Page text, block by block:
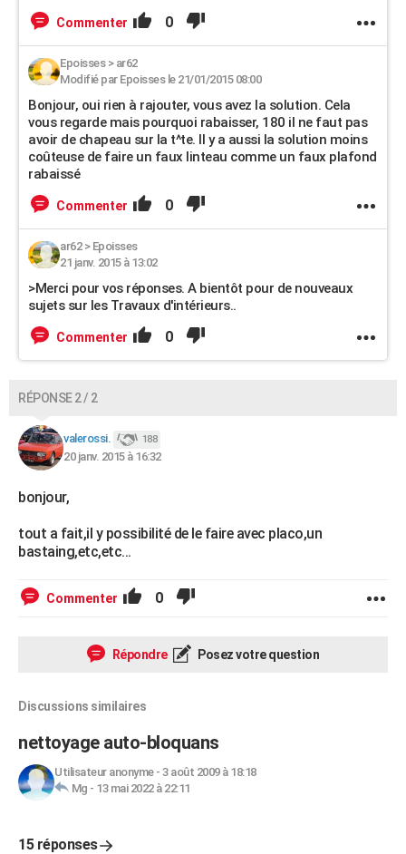
Commenter 0
Epoisses> ar62
Modifié par Epoisses le 21/01/2015 08:00
Bonjour, oui rien à rajouter, vous avez la solution. Cela
vous regarde mais pourquoi rabaisser, 180 il ne faut pas
avoir de chapeau sur la t^te. Il y a aussi la solution moins
coûteuse de faire un faux linteau comme un faux plafond
rabaissé
Commenter 0
ar62> Epoisses
21 janv. 2015 à 13:02
>Merci pour vos réponses. A bientôt pour de nouveaux
sujets sur les Travaux d'intérieurs..
Commenter 0
RÉPONSE 2 / 2
valerossi. 188
20 janv. 2015 à 16:32
bonjour,
tout a fait,il y possibilité de le faire avec placo,un
bastaing,etc,etc...
Commenter 0
Répondre Posez votre question
Discussions similaires
nettoyage auto-bloquans
Utilisateur anonyme- 3 août 2009 à 18:18
Mg - 13 mai 2022 à 22:11
15 réponses